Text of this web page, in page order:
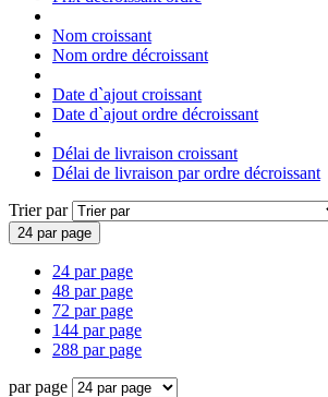
Nom croissant
Nom ordre décroissant
Date d`ajout croissant
Date d`ajout ordre décroissant
Délai de livraison croissant
Délai de livraison par ordre décroissant
Trier par
24 par page
24 par page
48 par page
72 par page
144 par page
288 par page
par page